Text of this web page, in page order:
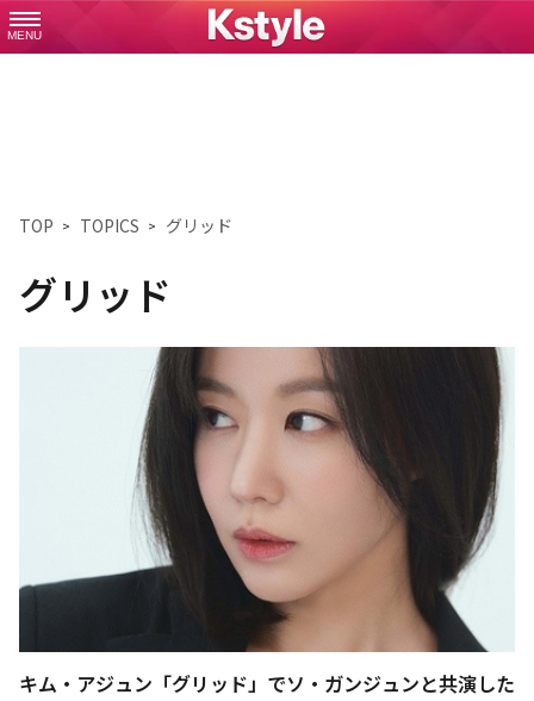
MENU
TOP TOPICS グリッド
グリッド
キム・アジュン「グリッド」でソ・ガンジュンと共演した